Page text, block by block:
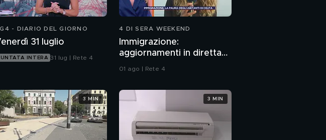
- DIARIO DEL GIORNO
31 luglio
INTERA 31 lug | Rete 4
4 DI SERA WEEKEND
Immigrazione:
aggiornamenti in diretta
da Ceuta
01 ago | Rete 4
3 MIN 3 MIN